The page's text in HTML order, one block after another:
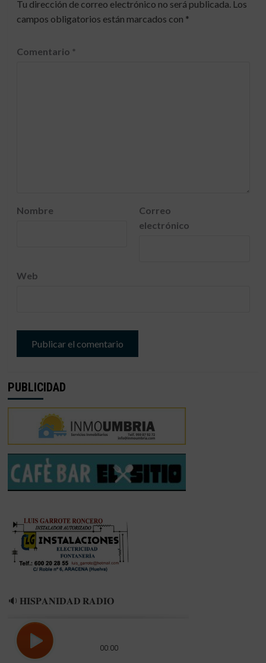
Tu dirección de correo electrónico no será publicada. Los
campos obligatorios están marcados con *
Comentario *
Nombre
Correo
electrónico
Web
PUBLICIDAD
🔉 𝐇𝐈𝐒𝐏𝐀𝐍𝐈𝐃𝐀𝐃 𝐑𝐀𝐃𝐈𝐎